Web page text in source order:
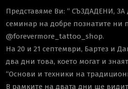
Представяме Ви: “ СЪЗДАДЕНИ, ЗА
семинар на добре познатите ни
@forevermore_tattoo_shop.
На 20 и 21 септември, Бартез и
два дни това, което могат и
“Основи и техники на
В рамките на двата дни ще